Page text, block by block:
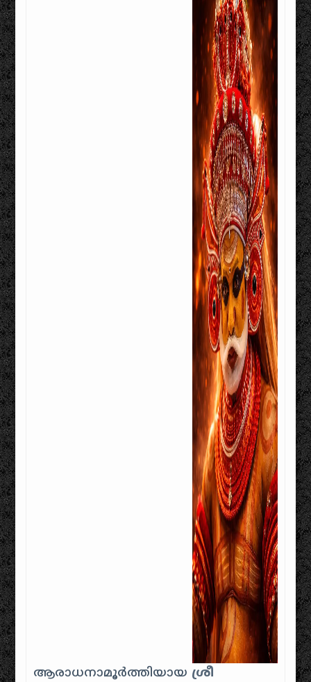
ആരാധനാമൂർത്തിയായ ശ്രീ